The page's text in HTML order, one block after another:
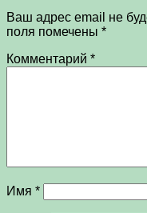
Ваш адрес email не
поля помечены *
Комментарий *
Имя *